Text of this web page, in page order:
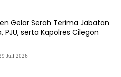
Gelar Serah Terima Jabatan
PJU, serta Kapolres Cilegon
Juli 2026